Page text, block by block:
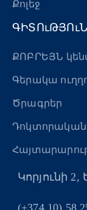
Քոլեջ
ԳԻՏՈւԹՅՈւՆ
ՔՈԲՐԵՅՆ
Գերակա
Ծրագրեր
Դոկտորական
Կորյունի
(+374 10) 58